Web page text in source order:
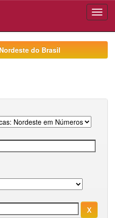
do Brasil